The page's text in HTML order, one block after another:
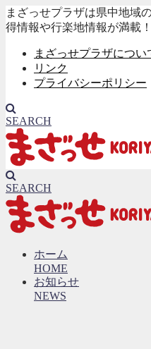
まざっせプラザは県中地域
得情報や行楽地情報が満載！
まざっせプラザについ
リンク
プライバシーポリシー
SEARCH
SEARCH
ホーム
HOME
お知らせ
NEWS